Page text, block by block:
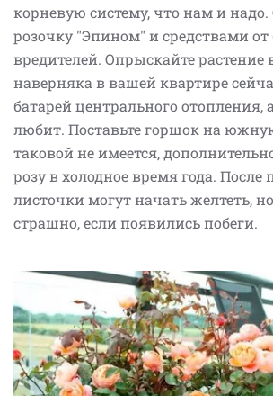
корневую систему, что нам и надо.
розочку "Эпином" и средствами от
вредителей. Опрыскайте растение
наверняка в вашей квартире
батарей центрального отопления,
любит. Поставьте горшок на
таковой не имеется,
розу в холодное время года. После
листочки могут начать желтеть,
страшно, если появились побеги.